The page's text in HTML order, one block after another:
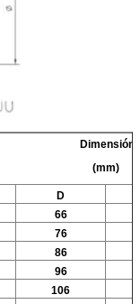
Dimensión
(mm)
D
66
76
86
96
106